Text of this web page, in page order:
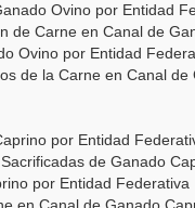
Ovino por Entidad
de Carne en Canal de
Ovino por Entidad
de la Carne en Canal
por Entidad
de Ganado
por Entidad Federativa